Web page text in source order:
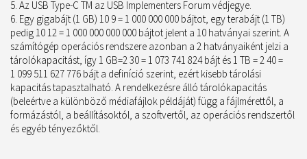
Az USB Type-C TM az USB Implementers Forum védjegye.
Egy gigabájt (1 GB) 10 9 = 1 000 000 000 bájtot, egy terabájt (1 TB)
pedig 10 12 = 1 000 000 000 000 bájtot jelent a 10 hatványai szerint. A
számítógép operációs rendszere azonban a 2 hatványaiként jelzi a
tárolókapacitást, így 1 GB=2 30 = 1 073 741 824 bájt és 1 TB = 2 40 =
1 099 511 627 776 bájt a definíció szerint, ezért kisebb tárolási
kapacitás tapasztalható. A rendelkezésre álló tárolókapacitás
(beleértve a különböző médiafájlok példáját) függ a fájlmérettől, a
formázástól, a beállításoktól, a szoftvertől, az operációs rendszertől
és egyéb tényezőktől.